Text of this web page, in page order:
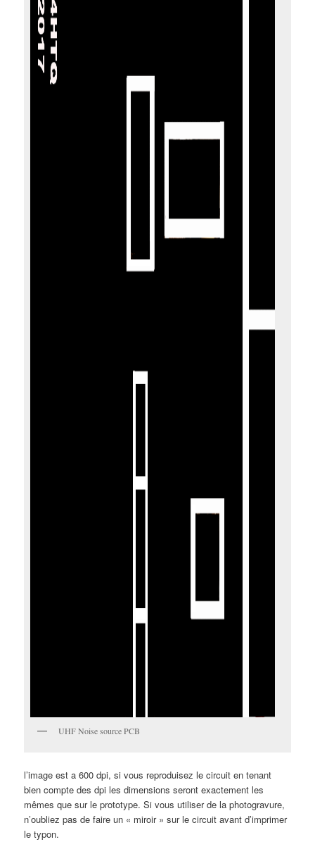
UHF Noise source PCB
l’image est a 600 dpi, si vous reproduisez le circuit en tenant
bien compte des dpi les dimensions seront exactement les
mêmes que sur le prototype. Si vous utiliser de la photogravure,
n’oubliez pas de faire un « miroir » sur le circuit avant d’imprimer
le typon.